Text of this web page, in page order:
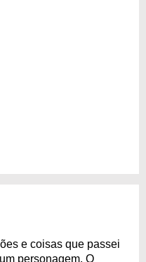
e coisas que passei
personagem. O